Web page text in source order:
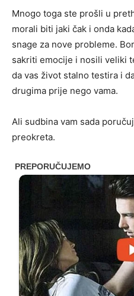
Mnogo toga ste prošli u
morali biti jaki čak i onda
snage za nove probleme.
sakriti emocije i nosili veliki
da vas život stalno testira i
drugima prije nego vama.
Ali sudbina vam sada
preokreta.